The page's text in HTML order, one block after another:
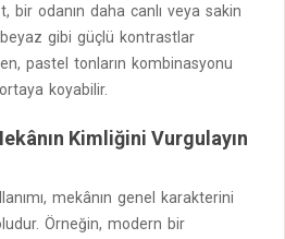
bir odanın daha canlı veya sakin
gibi güçlü kontrastlar
pastel tonların kombinasyonu
koyabilir.
Kimliğini Vurgulayın
mekânın genel karakterini
Örneğin, modern bir